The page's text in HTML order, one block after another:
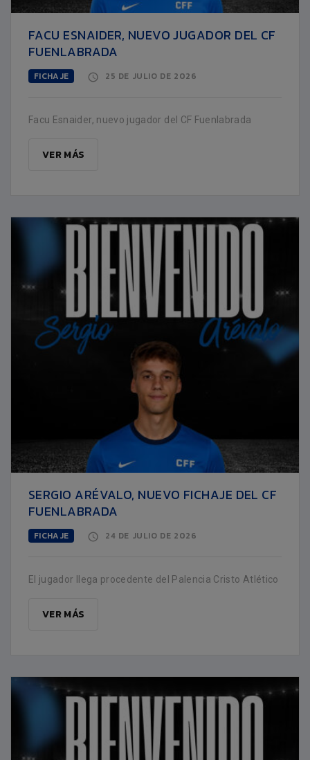
FACU ESNAIDER, NUEVO JUGADOR DEL CF
FUENLABRADA
FICHAJE 25 DE JULIO DE 2026
Facu Esnaider, nuevo jugador del CF Fuenlabrada
VER MÁS
SERGIO ARÉVALO, NUEVO FICHAJE DEL CF
FUENLABRADA
FICHAJE 24 DE JULIO DE 2026
El jugador llega procedente del Palencia Cristo Atlético
VER MÁS